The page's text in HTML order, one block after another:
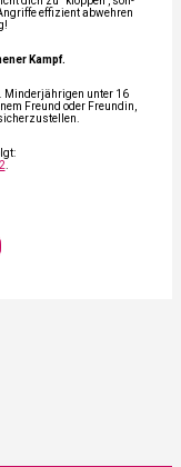
effi­zi­ent abweh­ren
Kampf.
Min­der­jäh­ri­gen unter 16
Freund oder Freun­din,